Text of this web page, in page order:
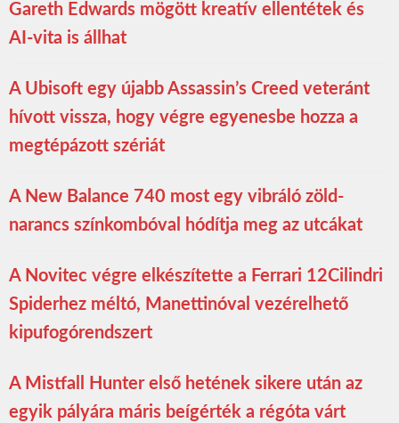
Gareth Edwards mögött kreatív ellentétek és
AI-vita is állhat
A Ubisoft egy újabb Assassin’s Creed veteránt
hívott vissza, hogy végre egyenesbe hozza a
megtépázott szériát
A New Balance 740 most egy vibráló zöld-
narancs színkombóval hódítja meg az utcákat
A Novitec végre elkészítette a Ferrari 12Cilindri
Spiderhez méltó, Manettinóval vezérelhető
kipufogórendszert
A Mistfall Hunter első hetének sikere után az
egyik pályára máris beígérték a régóta várt